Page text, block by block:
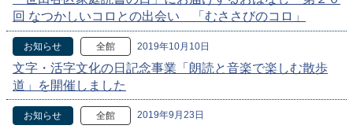
回 なつかしいコロとの出会い 「むささびのコロ」
お知らせ 全館 2019年10月10日
文字・活字文化の日記念事業「朗読と音楽で楽しむ散歩
道」を開催しました
お知らせ 全館 2019年9月23日